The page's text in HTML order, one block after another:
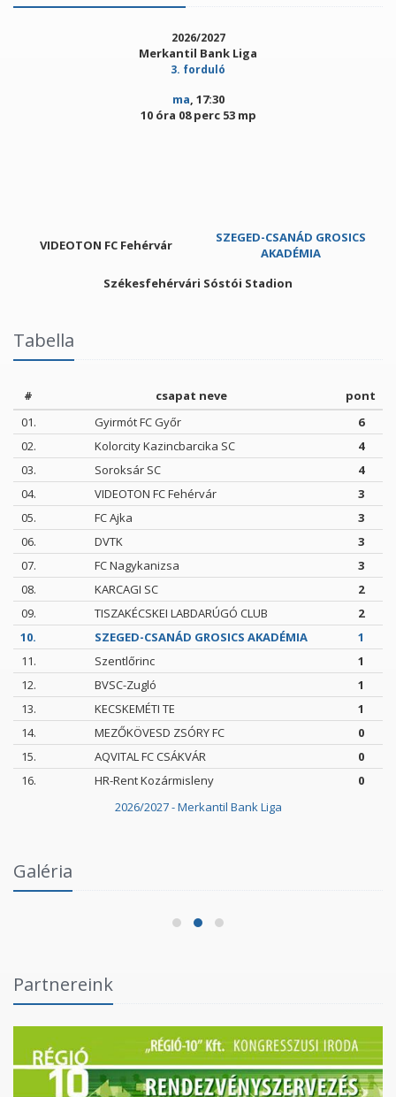
2026/2027
Merkantil Bank Liga
3. forduló
ma, 17:30
10 óra 08 perc 53 mp
VIDEOTON FC Fehérvár
SZEGED-CSANÁD GROSICS
AKADÉMIA
Székesfehérvári Sóstói Stadion
Tabella
2026/2027 - Merkantil Bank Liga
# csapat neve
pont
01.
Gyirmót FC Győr
6
02.
Kolorcity Kazincbarcika SC
4
03.
Soroksár SC
4
04.
VIDEOTON FC Fehérvár
3
05.
FC Ajka
3
06.
DVTK
3
07.
FC Nagykanizsa
3
08.
KARCAGI SC
2
09.
TISZAKÉCSKEI LABDARÚGÓ CLUB
2
10.
SZEGED-CSANÁD GROSICS AKADÉMIA
1
11.
Szentlőrinc
1
12.
BVSC-Zugló
1
13.
KECSKEMÉTI TE
1
14.
MEZŐKÖVESD ZSÓRY FC
0
15.
AQVITAL FC CSÁKVÁR
0
16.
HR-Rent Kozármisleny 0
Galéria
Fórumban
2026.06.03.
Partnereink